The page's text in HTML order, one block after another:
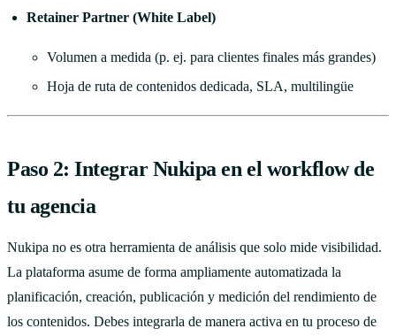
Retainer Partner (White Label)
Volumen a medida (p. ej. para clientes finales más grandes)
Hoja de ruta de contenidos dedicada, SLA, multilingüe
Paso 2: Integrar Nukipa en el workflow de
tu agencia
Nukipa no es otra herramienta de análisis que solo mide visibilidad.
La plataforma asume de forma ampliamente automatizada la
planificación, creación, publicación y medición del rendimiento de
los contenidos. Debes integrarla de manera activa en tu proceso de